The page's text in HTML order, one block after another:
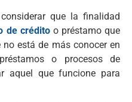
que la finalidad
de crédito o préstamo que
no está de más conocer en
o procesos de
aquel que funcione para